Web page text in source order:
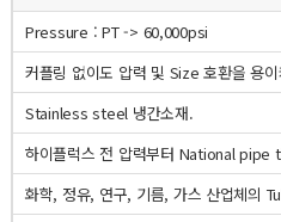
Pressure : PT -> 60,000psi
커플링 없이도 압력 및 Size 호환을 용
Stainless steel 냉간소재.
하이플럭스 전 압력부터 National pipe
화학, 정유, 연구, 기름, 가스 산업체의